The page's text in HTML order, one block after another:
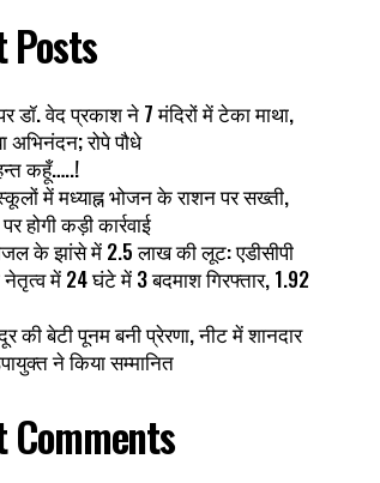
Posts
डॉ. वेद प्रकाश ने 7 मंदिरों में टेका माथा,
अभिनंदन; रोपे पौधे
कहूँ…..!
में मध्याह्न भोजन के राशन पर सख्ती,
होगी कड़ी कार्रवाई
के झांसे में 2.5 लाख की लूट: एडीसीपी
में 24 घंटे में 3 बदमाश गिरफ्तार, 1.92
की बेटी पूनम बनी प्रेरणा, नीट में शानदार
ने किया सम्मानित
Comments